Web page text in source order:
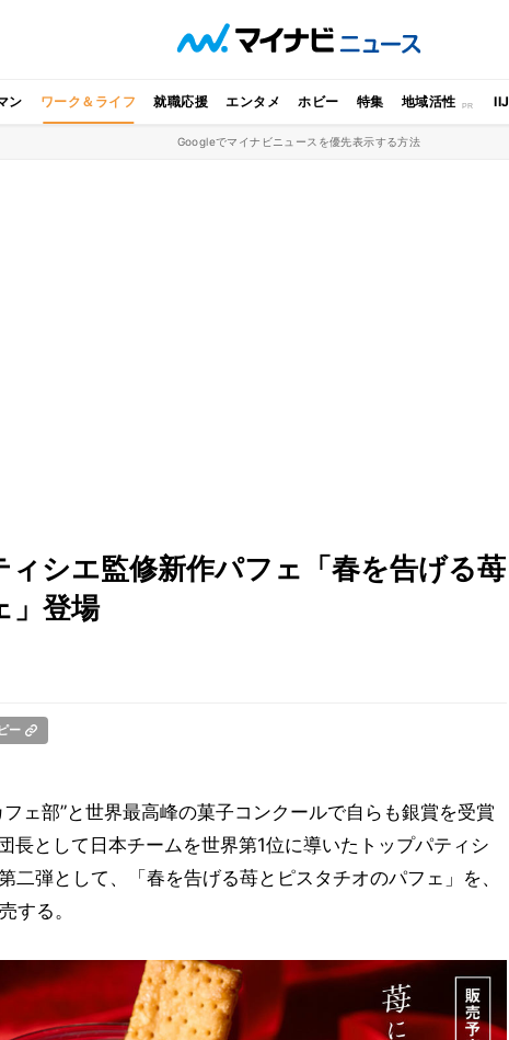
ン ワーク＆ライフ 就職応援 エンタメ ホビー 特集 地域活性 IIJ
Googleでマイナビニュースを優先表示する方法
シエ監修新作パフェ「春を告げる苺
」登場
ー
ェ部”と世界最高峰の菓子コンクールで自らも銀賞を受賞
長として日本チームを世界第1位に導いたトップパティシ
二弾として、「春を告げる苺とピスタチオのパフェ」を、
する。